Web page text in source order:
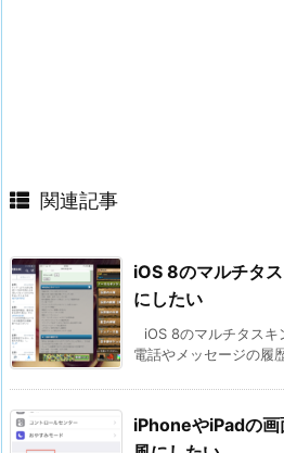
関連記事
iOS 8のマルチタ
にしたい
iOS 8のマルチタスキ
電話やメッセージの履
iPhoneやiPadの